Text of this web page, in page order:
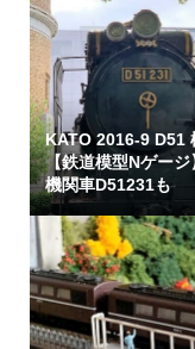
KATO 2016-9 D51
【鉄道模型Nゲージ
機関車D51231も